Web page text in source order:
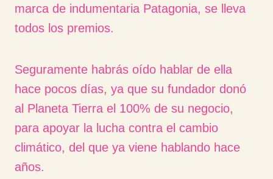
marca de indumentaria Patagonia, se lleva
todos los premios.
Seguramente habrás oído hablar de ella
hace pocos días, ya que su fundador donó
al Planeta Tierra el 100% de su negocio,
para apoyar la lucha contra el cambio
climático, del que ya viene hablando hace
años.